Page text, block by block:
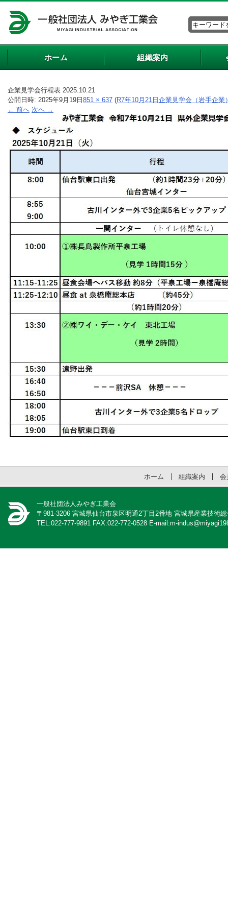
ホーム 組織案内
企業見学会行程表 2025.10.21
公開日時: 2025年9月19日 851 × 637 (R7年10月21日企業見学会（岩手企
← 前へ 次へ →
ホーム 組織案内 会
一般社団法人みやぎ工業会
〒981-3206 宮城県仙台市泉区明通2丁目2番地 宮城県産業技術
TEL:022-777-9891 FAX:022-772-0528 E-mail:m-